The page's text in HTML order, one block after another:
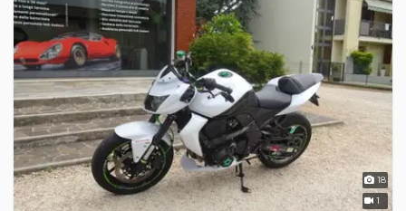
18
1